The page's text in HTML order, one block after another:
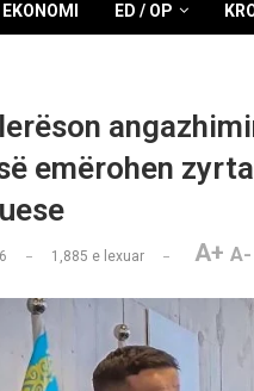
EKONOMI ED / OP
emërohen
1,885 e lexuar A+ A-